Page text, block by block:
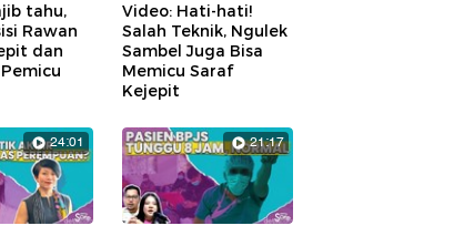
tahu,
Rawan
dan
Video: Hati-hati!
Salah Teknik, Ngulek
Sambel Juga Bisa
Memicu Saraf
Kejepit
24:01 21:17